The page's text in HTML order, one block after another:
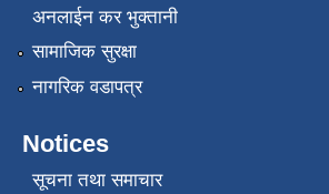
अनलाईन कर भुक्तानी
सामाजिक सुरक्षा
नागरिक वडापत्र
Notices
सूचना तथा समाचार